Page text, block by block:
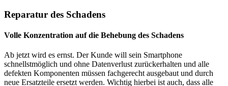
Reparatur des Schadens
Volle Konzentration auf die Behebung des Schadens
Ab jetzt wird es ernst. Der Kunde will sein Smartphone
schnellstmöglich und ohne Datenverlust zurückerhalten und alle
defekten Komponenten müssen fachgerecht ausgebaut und durch
neue Ersatzteile ersetzt werden. Wichtig hierbei ist auch, dass alle